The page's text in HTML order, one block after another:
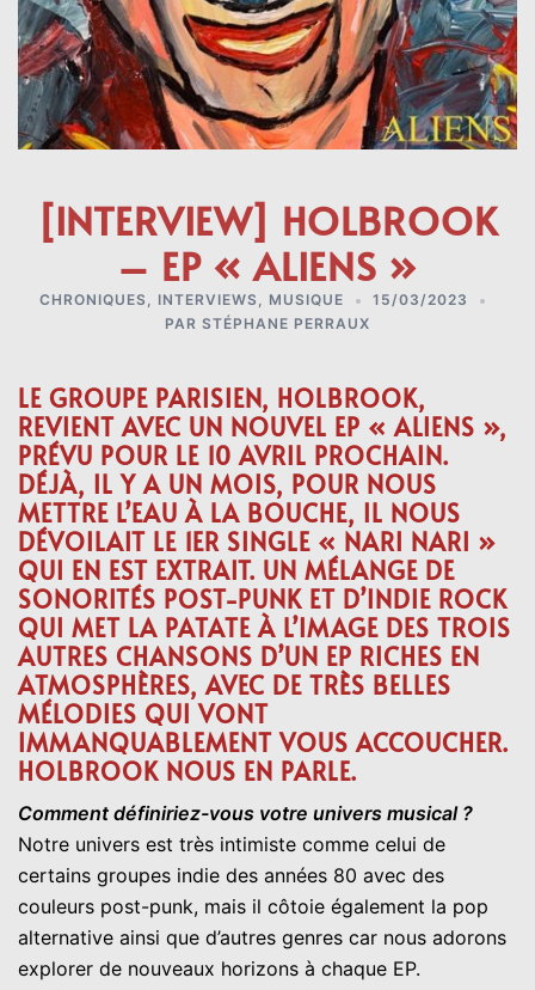
[INTERVIEW] HOLBROOK
– EP « ALIENS »
CHRONIQUES , INTERVIEWS , MUSIQUE
15/03/2023
PAR STÉPHANE PERRAUX
LE GROUPE PARISIEN, HOLBROOK,
REVIENT AVEC UN NOUVEL EP « ALIENS »,
PRÉVU POUR LE 10 AVRIL PROCHAIN.
DÉJÀ, IL Y A UN MOIS, POUR NOUS
METTRE L’EAU À LA BOUCHE, IL NOUS
DÉVOILAIT LE 1ER SINGLE « NARI NARI »
QUI EN EST EXTRAIT. UN MÉLANGE DE
SONORITÉS POST-PUNK ET D’INDIE ROCK
QUI MET LA PATATE À L’IMAGE DES TROIS
AUTRES CHANSONS D’UN EP RICHES EN
ATMOSPHÈRES, AVEC DE TRÈS BELLES
MÉLODIES QUI VONT
IMMANQUABLEMENT VOUS ACCOUCHER.
HOLBROOK NOUS EN PARLE.
Comment définiriez-vous votre univers musical ?
Notre univers est très intimiste comme celui de
certains groupes indie des années 80 avec des
couleurs post-punk, mais il côtoie également la pop
alternative ainsi que d’autres genres car nous adorons
explorer de nouveaux horizons à chaque EP.